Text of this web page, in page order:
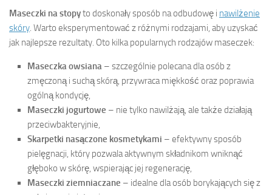
Maseczki na stopyto doskonały sposób na odbudowę i nawilżenie
skóry. Warto eksperymentować z różnymi rodzajami, aby uzyskać
jak najlepsze rezultaty. Oto kilka popularnych rodzajów maseczek:
Maseczka owsiana – szczególnie polecana dla osób z
zmęczoną i suchą skórą, przywraca miękkość oraz poprawia
ogólną kondycję,
Maseczki jogurtowe – nie tylko nawilżają, ale także działają
przeciwbakteryjnie,
Skarpetki nasączone kosmetykami – efektywny sposób
pielęgnacji, który pozwala aktywnym składnikom wniknąć
głęboko w skórę, wspierając jej regenerację,
Maseczki ziemniaczane – idealne dla osób borykających się z